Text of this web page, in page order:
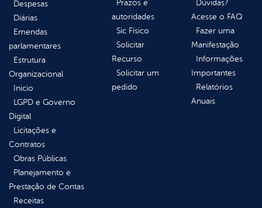
Despesas
Diárias
Emendas
parlamentares
Estrutura
Organizacional
Inicio
LGPD e Governo
Digital
Licitações e
Contratos
Obras Públicas
Planejamento e
Prestação de Contas
Receitas
Prazos e
autoridades
Sic Físico
Solicitar
Recurso
Solicitar um
pedido
Dúvidas?
Acesse o FAQ
Fazer uma
Manifestação
Informações
Importantes
Relatórios
Anuais